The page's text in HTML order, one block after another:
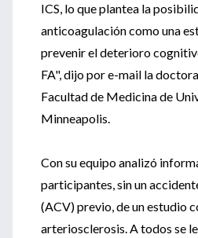
ICS, lo que plantea la
anticoagulación como una
prevenir el deterioro
FA", dijo por e-mail la doctora
Facultad de Medicina de
Minneapolis.
Con su equipo analizó
participantes, sin un
(ACV) previo, de un estudio
arteriosclerosis. A todos se